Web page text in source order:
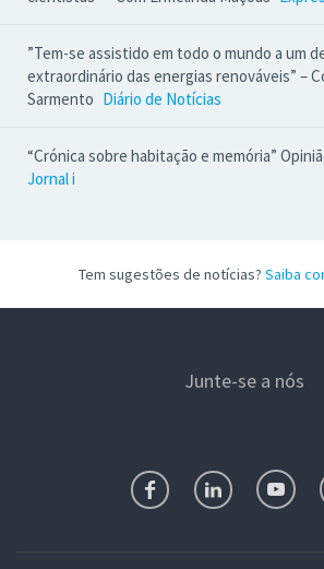
”Tem-se assistido em todo o mundo a um
extraordinário das energias renováveis” –
Sarmento Diário de Notícias
“Crónica sobre habitação e memória”
Jornal i
Tem sugestões de notícias? Saiba
Junte-se a nós